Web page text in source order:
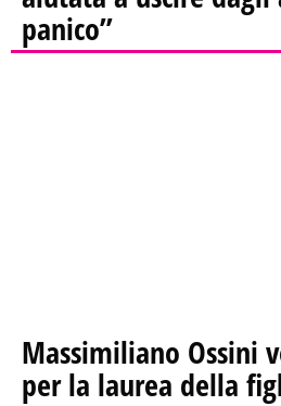
panico”
Massimiliano Ossini
per la laurea della